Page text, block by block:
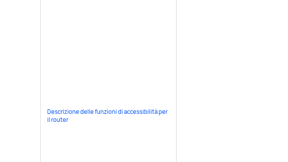
Descrizione delle funzioni di accessibilità per
il router